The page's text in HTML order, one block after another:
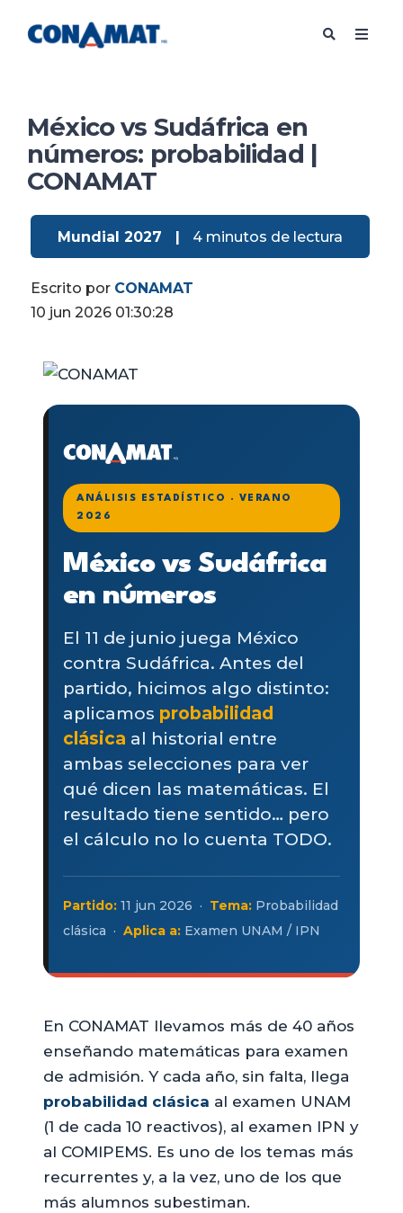
México vs Sudáfrica en
números: probabilidad |
CONAMAT
Mundial 2027 4 minutos de lectura
Escrito por CONAMAT
10 jun 2026 01:30:28
ANÁLISIS ESTADÍSTICO · VERANO
2026
México vs Sudáfrica
en números
El 11 de junio juega México
contra Sudáfrica. Antes del
partido, hicimos algo distinto:
aplicamos probabilidad
clásica al historial entre
ambas selecciones para ver
qué dicen las matemáticas. El
resultado tiene sentido… pero
el cálculo no lo cuenta TODO.
Partido: 11 jun 2026 · Tema: Probabilidad
clásica · Aplica a: Examen UNAM / IPN
En CONAMAT llevamos más de 40 años
enseñando matemáticas para examen
de admisión. Y cada año, sin falta, llega
probabilidad clásica al examen UNAM
(1 de cada 10 reactivos), al examen IPN y
al COMIPEMS. Es uno de los temas más
recurrentes y, a la vez, uno de los que
más alumnos subestiman.